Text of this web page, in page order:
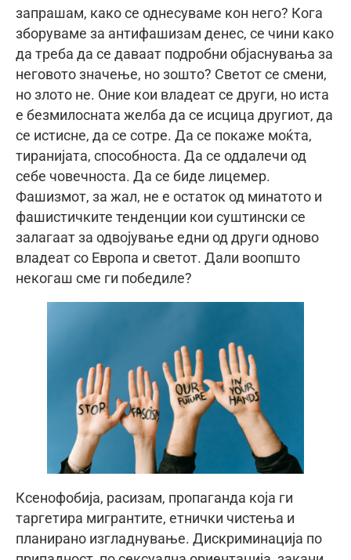
запрашам, како се однесуваме кон него? Кога
зборуваме за антифашизам денес, се чини како
да треба да се даваат подробни објаснувања за
неговото значење, но зошто? Светот се смени,
но злото не. Оние кои владеат се други, но иста
е безмилосната желба да се исцица другиот, да
се истисне, да се сотре. Да се покаже моќта,
тиранијата, способноста. Да се оддалечи од
себе човечноста. Да се биде лицемер.
Фашизмот, за жал, не е остаток од минатото и
фашистичките тенденции кои суштински се
залагаат за одвојување едни од други одново
владеат со Европа и светот. Дали воопшто
некогаш сме ги победиле?
Ксенофобија, расизам, пропаганда која ги
таргетира мигрантите, етнички чистења и
планирано изгладнување. Дискриминација по